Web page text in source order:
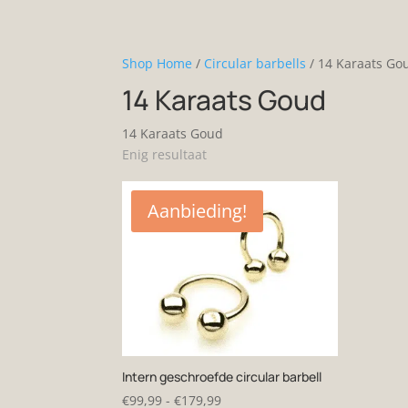
Shop Home / Circular barbells / 14 Karaats
14 Karaats Goud
14 Karaats Goud
Enig resultaat
Aanbieding!
Intern geschroefde circular barbell
€99,99 - €179,99Prijsklasse: